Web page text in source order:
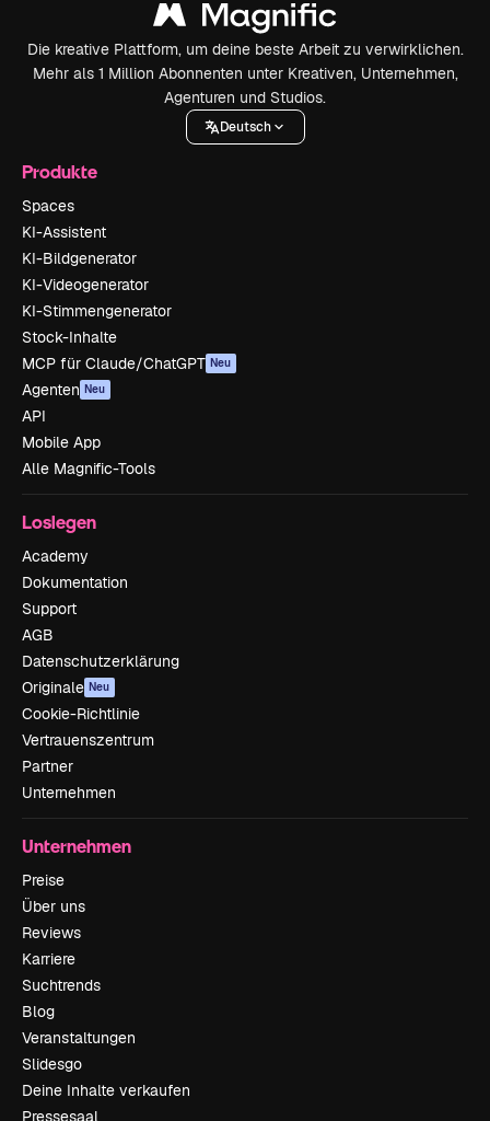
Die kreative Plattform, um deine beste Arbeit zu verwirklichen.
Mehr als 1 Million Abonnenten unter Kreativen, Unternehmen,
Agenturen und Studios.
Deutsch
Produkte
Spaces
KI-Assistent
KI-Bildgenerator
KI-Videogenerator
KI-Stimmengenerator
Stock-Inhalte
MCP für Claude/ChatGPT Neu
Agenten Neu
API
Mobile App
Alle Magnific-Tools
Loslegen
Academy
Dokumentation
Support
AGB
Datenschutzerklärung
Originale Neu
Cookie-Richtlinie
Vertrauenszentrum
Partner
Unternehmen
Unternehmen
Preise
Über uns
Reviews
Karriere
Suchtrends
Blog
Veranstaltungen
Slidesgo
Deine Inhalte verkaufen
Pressesaal